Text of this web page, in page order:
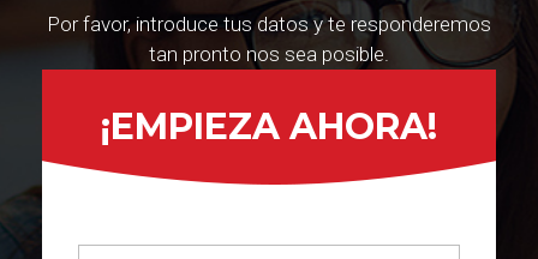
Por favor, introduce tus datos y te responderemos
tan pronto nos sea posible.
¡EMPIEZA AHORA!